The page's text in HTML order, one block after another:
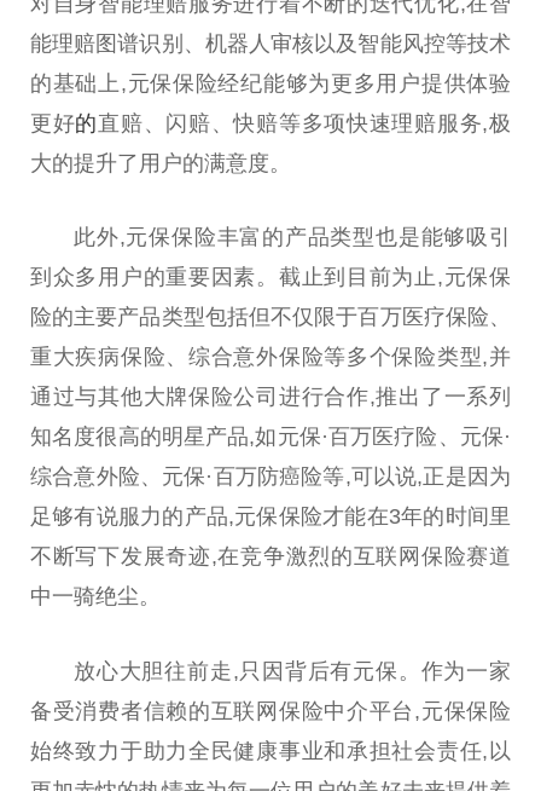
能理赔图谱识别、机器人审核以及智能风控等技术
的基础上,元保保险经纪能够为更多用户提供体验
更好的直赔、闪赔、快赔等多项快速理赔服务,极
大的提升了用户的满意度。
此外,元保保险丰富的产品类型也是能够吸引
到众多用户的重要 因素。截止到目前为止,元保保
险的主要产品类型包括但不仅限于百万医疗保险、
重大疾病保险、综合意外保险等多个保险类型,并
通过与其他大牌保险公司进行合作,推出了一系列
知名度很高的明星产品,如元保·百万医疗险、元保·
综合意外险、元保·百万防癌险等,可以说,正是因为
足够有说服力的产品,元保保险才能在3年的时间里
不断写下发展奇迹,在竞争激烈的互联网保险赛道
中一骑绝尘。
放心大胆往前走,只因背后有元保。作为一家
备受消费者信赖的互联网保险中介平台 ,元保保险
始终致力于助力全民健康事业和承担社会责任,以